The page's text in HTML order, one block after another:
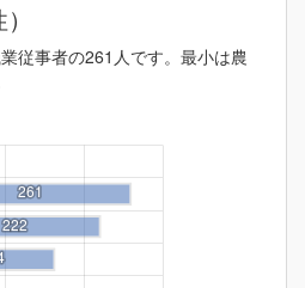
従事者の261人です。最小は農